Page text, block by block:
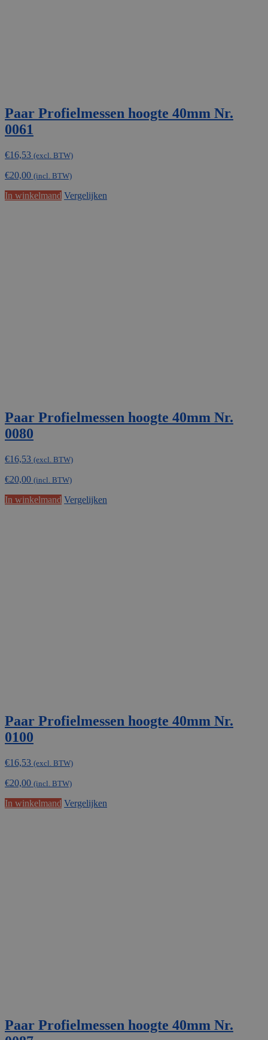
Paar Profielmessen hoogte 40mm Nr.
0061
€16,53 (excl. BTW)
€20,00 (incl. BTW)
In winkelmand Vergelijken
Paar Profielmessen hoogte 40mm Nr.
0080
€16,53 (excl. BTW)
€20,00 (incl. BTW)
In winkelmand Vergelijken
Paar Profielmessen hoogte 40mm Nr.
0100
€16,53 (excl. BTW)
€20,00 (incl. BTW)
In winkelmand Vergelijken
Paar Profielmessen hoogte 40mm Nr.